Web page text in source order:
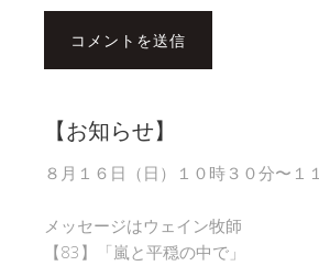
【お知らせ】
８月１６日（日）１０時３０分〜１
メッセージはウェイン牧師
【83】「嵐と平穏の中で」